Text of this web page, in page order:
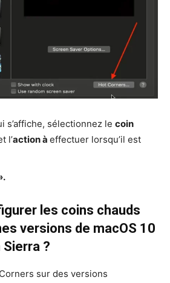
s’affiche, sélectionnez le coin
l’action à effectuer lorsqu’il est
les coins chauds
versions de macOS 10
Sierra ?
sur des versions